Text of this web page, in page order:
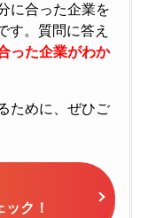
に合った企業を
す。質問に答え
った企業がわか
ために、ぜひご
ク！